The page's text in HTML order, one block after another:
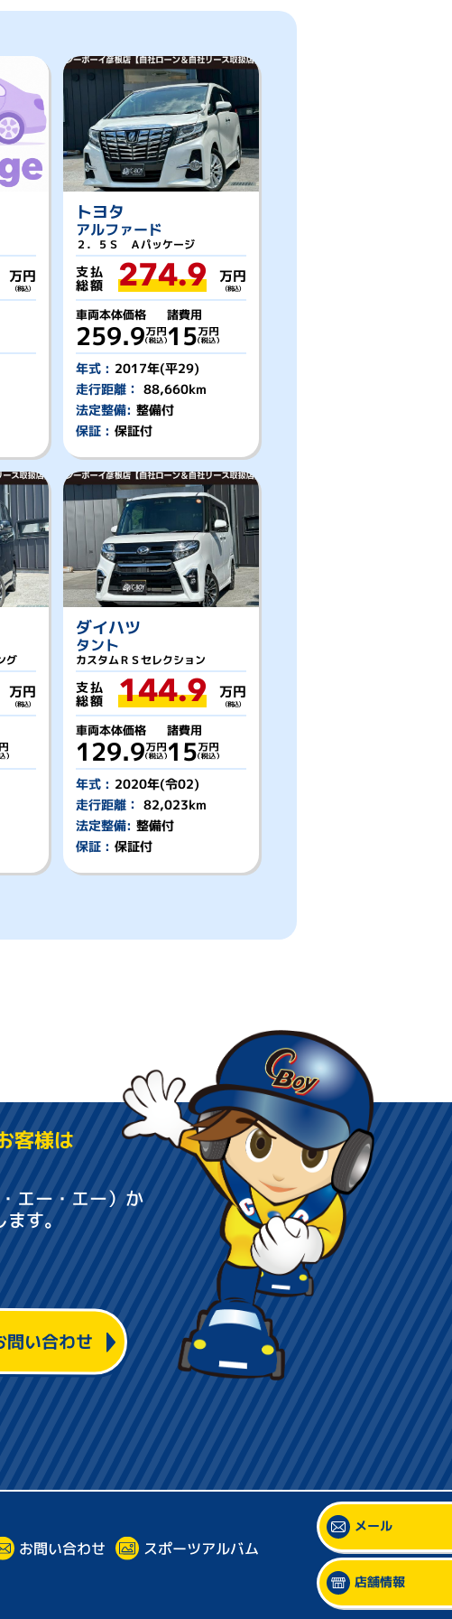
万円
（税込）
トヨタ
アルファード
２．５Ｓ Ａパッケージ
支払
総額 274.9 万円
（税込）
車両本体価格
259.9
諸費用
15
年式 : 2017年(平29)
走行距離： 88,660km
法定整備: 整備付
保証 : 保証付
グ
万円
（税込）
ダイハツ
タント
カスタムＲＳセレクション
支払
総額 144.9 万円
（税込）
車両本体価格
129.9
諸費用
15
年式 : 2020年(令02)
走行距離： 82,023km
法定整備: 整備付
保証 : 保証付
客様は
エー・エー）か
ます。
問い合わせ
シーボーイ
お問い合わせ スポーツアルバム
メール
店舗情報